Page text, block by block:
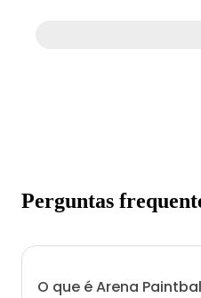
Perguntas
O que é Arena